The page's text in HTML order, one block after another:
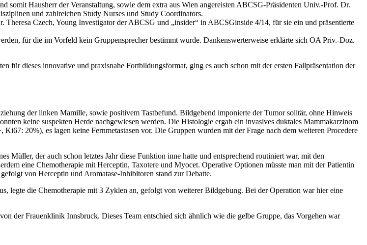
Hausherr der Veranstaltung, sowie dem extra aus Wien angereisten ABCSG-Präsidenten Univ.-Prof. Dr.
und zahlreichen Study Nurses und Study Coordinators.
Czech, Young Investigator der ABCSG und „insider“ in ABCSGinside 4/14, für sie ein und präsentierte
für die im Vorfeld kein Gruppensprecher bestimmt wurde. Dankenswerterweise erklärte sich OA Priv.-Doz.
für dieses innovative und praxisnahe Fortbildungsformat, ging es auch schon mit der ersten Fallpräsentation der
der linken Mamille, sowie positivem Tastbefund. Bildgebend imponierte der Tumor solitär, ohne Hinweis
keine suspekten Herde nachgewiesen werden. Die Histologie ergab ein invasives duktales Mammakarzinom
20%), es lagen keine Fernmetastasen vor. Die Gruppen wurden mit der Frage nach dem weiteren Procedere
Müller, der auch schon letztes Jahr diese Funktion inne hatte und entsprechend routiniert war, mit den
eine Chemotherapie mit Herceptin, Taxotere und Myocet. Operative Optionen müsste man mit der Patientin
von Herceptin und Aromatase-Inhibitoren stand zur Debatte.
legte die Chemotherapie mit 3 Zyklen an, gefolgt von weiterer Bildgebung. Bei der Operation war hier eine
der Frauenklinik Innsbruck. Dieses Team entschied sich ähnlich wie die gelbe Gruppe, das Vorgehen war